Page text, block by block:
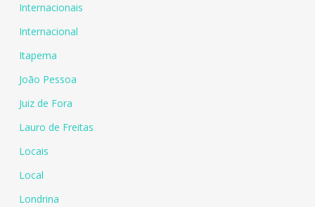
Internacionais
Internacional
Itapema
João Pessoa
Juiz de Fora
Lauro de Freitas
Locais
Local
Londrina